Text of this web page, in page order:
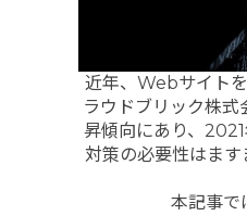
近年、Webサイト
ラウドブリック株
昇傾向にあり、
対策の必要性はます
本記事で